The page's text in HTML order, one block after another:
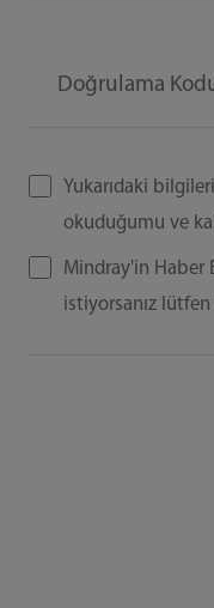
Doğrulama
Yukarıdaki
okuduğumu ve
Mindray'in Haber
istiyorsanız